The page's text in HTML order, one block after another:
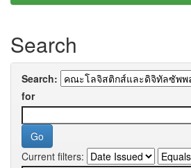
Search
Search:
for
Current filters: